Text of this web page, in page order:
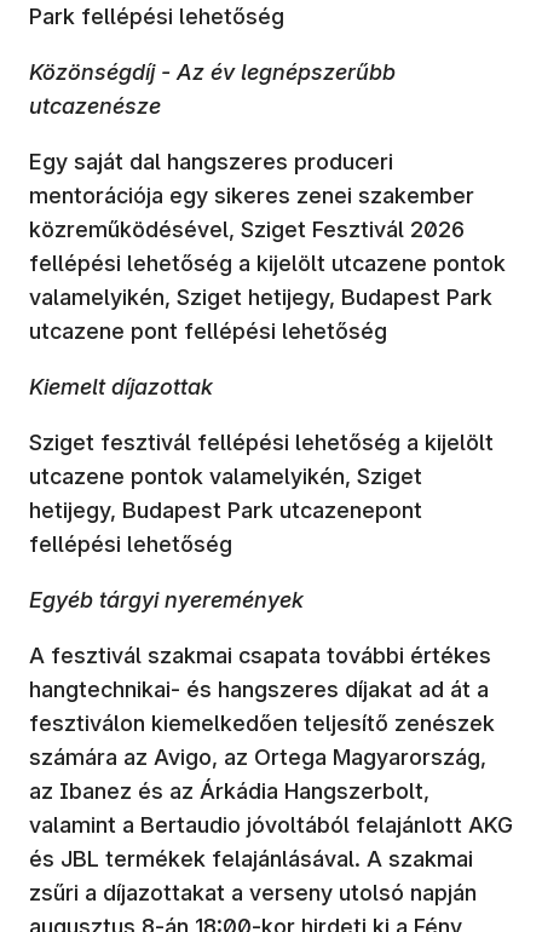
Park fellépési lehetőség
Közönségdíj - Az év legnépszerűbb
utcazenésze
Egy saját dal hangszeres produceri
mentorációja egy sikeres zenei szakember
közreműködésével, Sziget Fesztivál 2026
fellépési lehetőség a kijelölt utcazene pontok
valamelyikén, Sziget hetijegy, Budapest Park
utcazene pont fellépési lehetőség
Kiemelt díjazottak
Sziget fesztivál fellépési lehetőség a kijelölt
utcazene pontok valamelyikén, Sziget
hetijegy, Budapest Park utcazenepont
fellépési lehetőség
Egyéb tárgyi nyeremények
A fesztivál szakmai csapata további értékes
hangtechnikai- és hangszeres díjakat ad át a
fesztiválon kiemelkedően teljesítő zenészek
számára az Avigo, az Ortega Magyarország,
az Ibanez és az Árkádia Hangszerbolt,
valamint a Bertaudio jóvoltából felajánlott AKG
és JBL termékek felajánlásával. A szakmai
zsűri a díjazottakat a verseny utolsó napján
augusztus 8-án 18:00-kor hirdeti ki a Fény